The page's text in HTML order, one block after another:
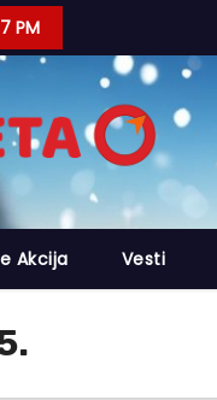
PM
Akcija Vesti